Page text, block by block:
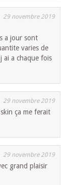
29 novembre 2019
a jour sont
varies de
ai a chaque fois
29 novembre 2019
ça me ferait
29 novembre 2019
grand plaisir